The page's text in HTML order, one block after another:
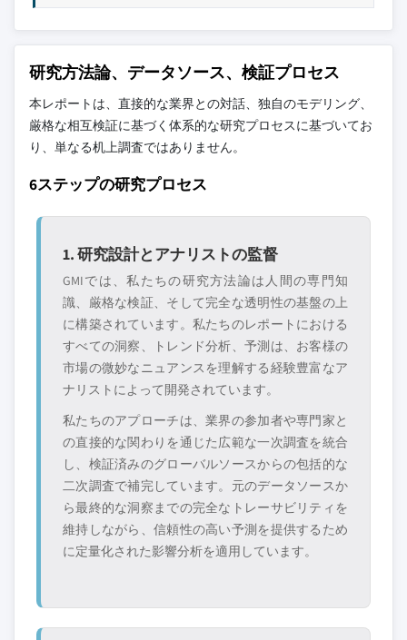
研究方法論、データソース、検証プロセス
本レポートは、直接的な業界との対話、独自のモデリング、
厳格な相互検証に基づく体系的な研究プロセスに基づいてお
り、単なる机上調査ではありません。
6ステップの研究プロセス
1. 研究設計とアナリストの監督
GMIでは、私たちの研究方法論は人間の専門知
識、厳格な検証、そして完全な透明性の基盤の上
に構築されています。私たちのレポートにおける
すべての洞察、トレンド分析、予測は、お客様の
市場の微妙なニュアンスを理解する経験豊富なア
ナリストによって開発されています。
私たちのアプローチは、業界の参加者や専門家と
の直接的な関わりを通じた広範な一次調査を統合
し、検証済みのグローバルソースからの包括的な
二次調査で補完しています。元のデータソースか
ら最終的な洞察までの完全なトレーサビリティを
維持しながら、信頼性の高い予測を提供するため
に定量化された影響分析を適用しています。